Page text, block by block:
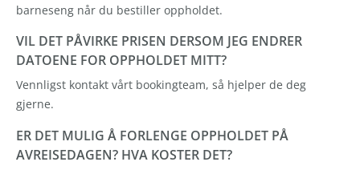
barneseng når du bestiller oppholdet.
VIL DET PÅVIRKE PRISEN DERSOM JEG ENDRER
DATOENE FOR OPPHOLDET MITT?
Vennligst kontakt vårt bookingteam, så hjelper de deg
gjerne.
ER DET MULIG Å FORLENGE OPPHOLDET PÅ
AVREISEDAGEN? HVA KOSTER DET?